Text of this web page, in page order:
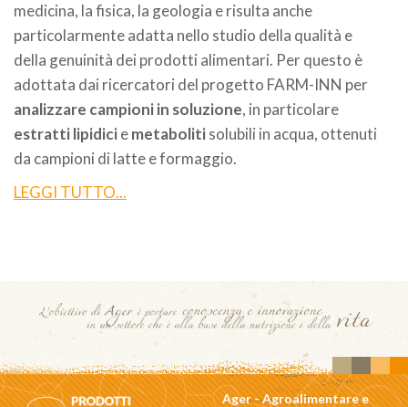
medicina, la fisica, la geologia e risulta anche
particolarmente adatta nello studio della qualità e
della genuinità dei prodotti alimentari. Per questo è
adottata dai ricercatori del progetto FARM-INN per
analizzare campioni in soluzione, in particolare
estratti lipidiciemetabolitisolubili in acqua, ottenuti
da campioni di latte e formaggio.
LEGGI TUTTO...
Ager - Agroalimentare e